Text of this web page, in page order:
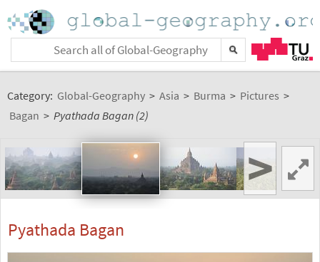
Category: Global-Geography > Asia > Burma > Pictures >
Bagan > Pyathada Bagan (2)
>
Pyathada Bagan